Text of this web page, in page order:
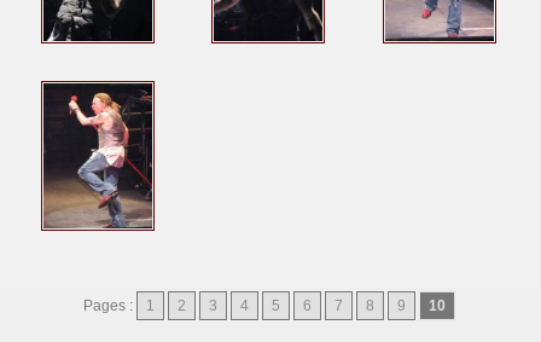
Pages : 1 2 3 4 5 6 7 8 9 10